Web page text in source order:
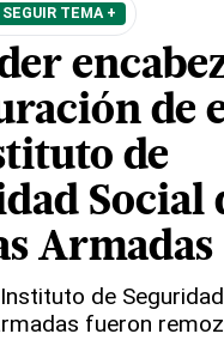
SEGUIR TEMA +
de
de
Social
Armadas
de
fueron